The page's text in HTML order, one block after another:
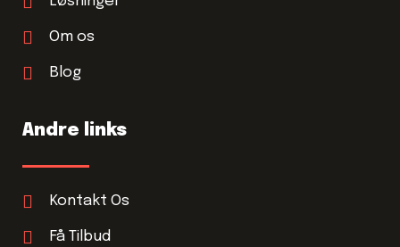
Om os
Blog
Andre links
Kontakt Os
Få Tilbud